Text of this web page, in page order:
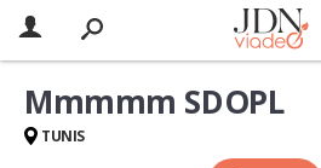
Mmmmm SDOPL
TUNIS